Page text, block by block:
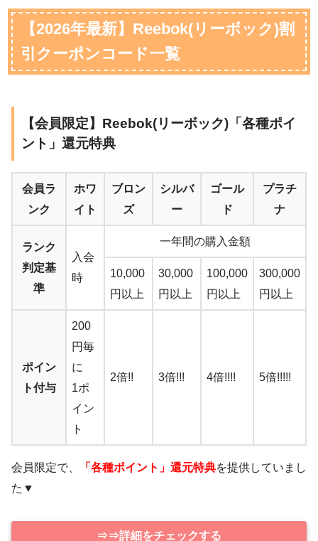
【2026年最新】Reebok(リーボック)割
引クーポンコード一覧
【会員限定】Reebok(リーボック)「各種ポイ
ント」還元特典
会員ラ
ンク
ホワ
イト
ブロン
ズ
シルバ
ー
ゴール
ド
プラチ
ナ
ランク
判定基
準
入会
時
一年間の購入金額
10,000
円以上
30,000
円以上
100,000
円以上
300,000
円以上
ポイン
ト付与
200
円毎
に
1ポ
イン
ト
2倍!! 3倍!!! 4倍!!!! 5倍!!!!!
会員限定で、 「各種ポイント」還元特典を提供していまし
た▼
⇒⇒詳細をチェックする